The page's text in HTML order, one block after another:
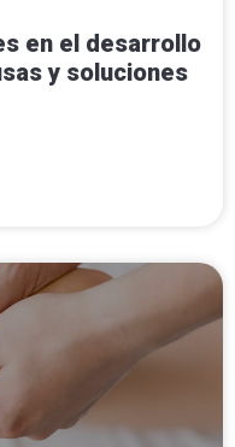
en el desarrollo
y soluciones